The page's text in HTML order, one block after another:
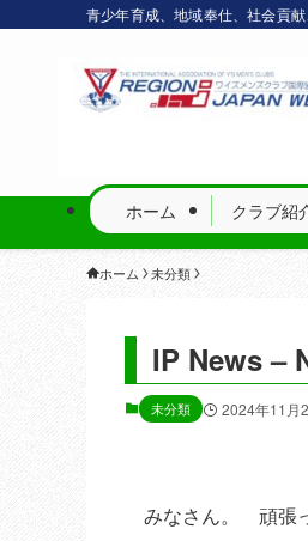
青少年育成、地域奉仕、社会貢
ホーム クラブ紹
ホーム 未分類
IP News –
未分類 2024年11月
みなさん。 頑張